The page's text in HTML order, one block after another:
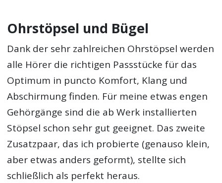
Ohrstöpsel und Bügel
Dank der sehr zahlreichen Ohrstöpsel werden
alle Hörer die richtigen Passstücke für das
Optimum in puncto Komfort, Klang und
Abschirmung finden. Für meine etwas engen
Gehörgänge sind die ab Werk installierten
Stöpsel schon sehr gut geeignet. Das zweite
Zusatzpaar, das ich probierte (genauso klein,
aber etwas anders geformt), stellte sich
schließlich als perfekt heraus.